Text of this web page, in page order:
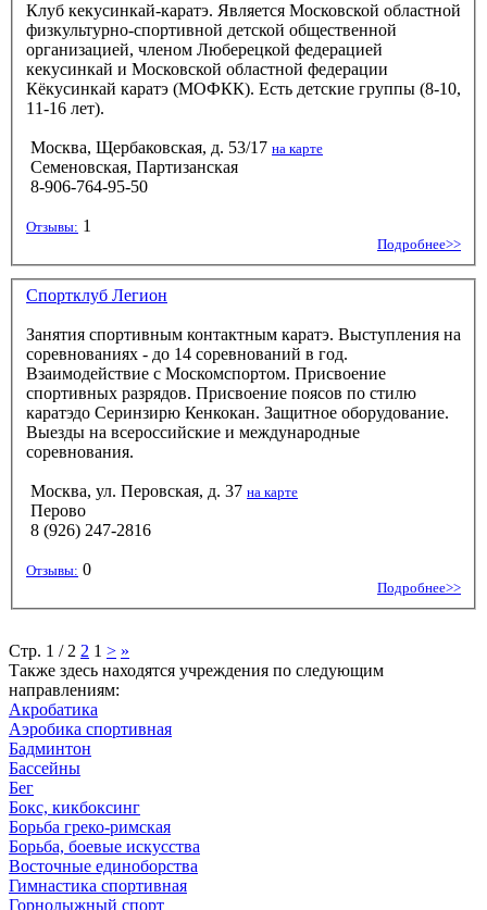
Клуб кекусинкай-каратэ. Является Московской областной
физкультурно-спортивной детской общественной
организацией, членом Люберецкой федерацией
кекусинкай и Московской областной федерации
Кёкусинкай каратэ (МОФКК). Есть детские группы (8-10,
11-16 лет).
Москва, Щербаковская, д. 53/17 на карте
Семеновская, Партизанская
8-906-764-95-50
Отзывы: 1
Подробнее>>
Спортклуб Легион
Занятия спортивным контактным каратэ. Выступления на
соревнованиях - до 14 соревнований в год.
Взаимодействие с Москомспортом. Присвоение
спортивных разрядов. Присвоение поясов по стилю
каратэдо Серинзирю Кенкокан. Защитное оборудование.
Выезды на всероссийские и международные
соревнования.
Москва, ул. Перовская, д. 37 на карте
Перово
8 (926) 247-2816
Отзывы: 0
Подробнее>>
Стр. 1 / 2 2 1 > »
Также здесь находятся учреждения по следующим
направлениям:
Акробатика
Аэробика спортивная
Бадминтон
Бассейны
Бег
Бокс, кикбоксинг
Борьба греко-римская
Борьба, боевые искусства
Восточные единоборства
Гимнастика спортивная
Горнолыжный спорт